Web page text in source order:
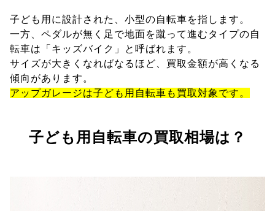
子ども用に設計された、小型の自転車を指します。
一方、ペダルが無く足で地面を蹴って進むタイプの自
転車は「キッズバイク」と呼ばれます。
サイズが大きくなればなるほど、買取金額が高くなる
傾向があります。
アップガレージは子ども用自転車も買取対象です。
子ども用自転車の買取相場は？